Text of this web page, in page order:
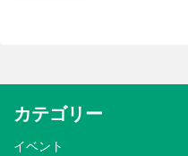
カテゴリー
イベント